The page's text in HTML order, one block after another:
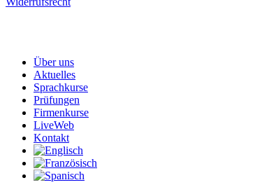
Über uns
Aktuelles
Sprachkurse
Prüfungen
Firmenkurse
LiveWeb
Kontakt